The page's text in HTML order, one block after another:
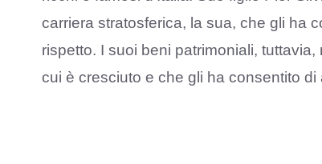
carriera stratosferica, la sua, che gli ha
rispetto. I suoi beni patrimoniali,
cui è cresciuto e che gli ha consentito di